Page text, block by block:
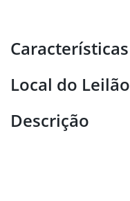
Características
Local do Leilão
Descrição